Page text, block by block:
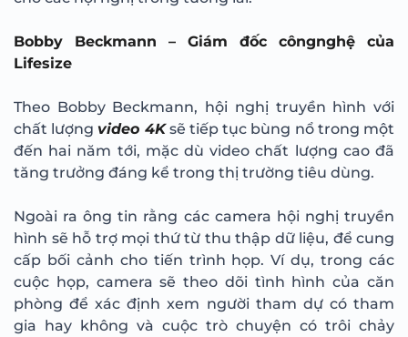
Bobby Beckmann – Giám đốc côngnghệ của
Lifesize
Theo Bobby Beckmann, hội nghị truyền hình với
chất lượngvideo 4Ksẽ tiếp tục bùng nổ trong một
đến hai năm tới, mặc dù video chất lượng cao đã
tăng trưởng đáng kể trong thị trường tiêu dùng.
Ngoài ra ông tin rằng các camera hội nghị truyền
hình sẽ hỗ trợ mọi thứ từ thu thập dữ liệu, để cung
cấp bối cảnh cho tiến trình họp. Ví dụ, trong các
cuộc họp, camera sẽ theo dõi tình hình của căn
phòng để xác định xem người tham dự có tham
gia hay không và cuộc trò chuyện có trôi chảy